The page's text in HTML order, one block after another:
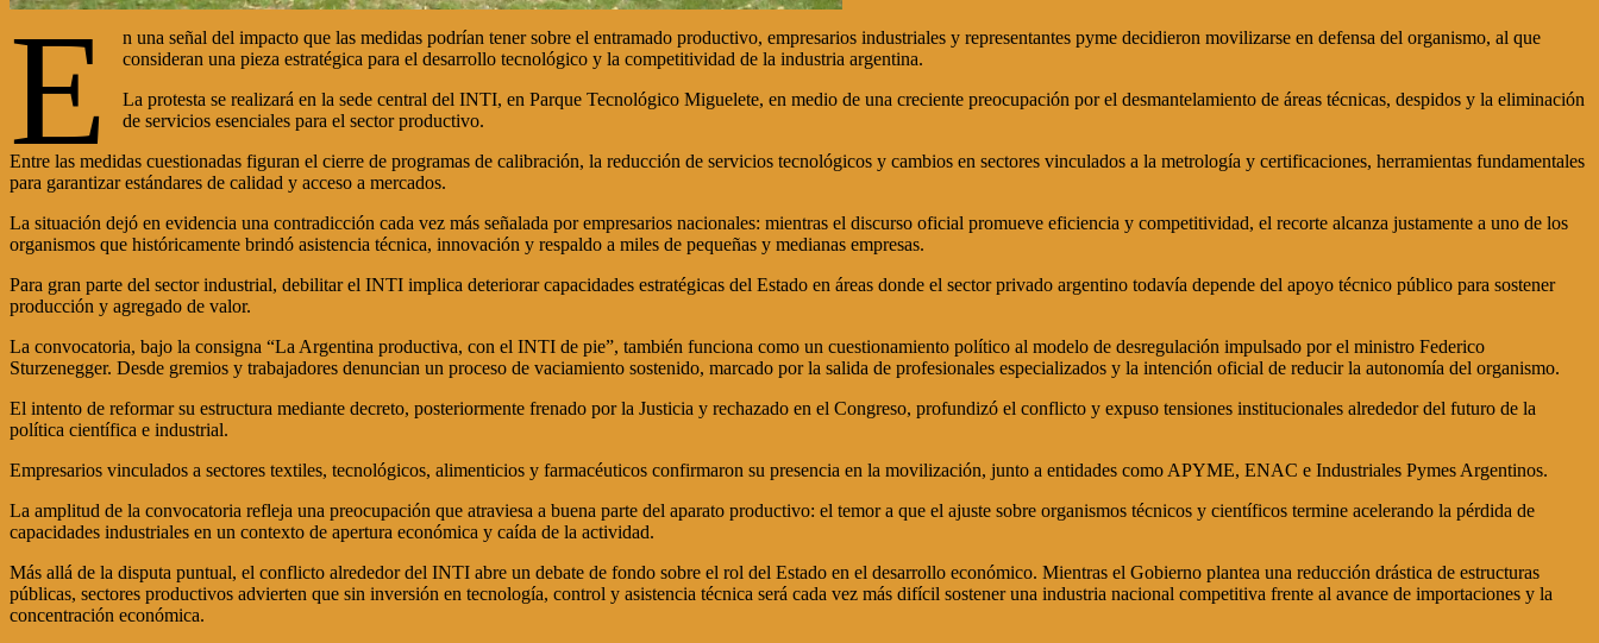
E
n una señal del impacto que las medidas podrían tener sobre el entramado productivo, empresarios industriales y representantes pyme decidieron movilizarse en defensa del organismo, al que
consideran una pieza estratégica para el desarrollo tecnológico y la competitividad de la industria argentina.
La protesta se realizará en la sede central del INTI, en Parque Tecnológico Miguelete, en medio de una creciente preocupación por el desmantelamiento de áreas técnicas, despidos y la eliminación
de servicios esenciales para el sector productivo.
Entre las medidas cuestionadas figuran el cierre de programas de calibración, la reducción de servicios tecnológicos y cambios en sectores vinculados a la metrología y certificaciones, herramientas fundamentales
para garantizar estándares de calidad y acceso a mercados.
La situación dejó en evidencia una contradicción cada vez más señalada por empresarios nacionales: mientras el discurso oficial promueve eficiencia y competitividad, el recorte alcanza justamente a uno de los
organismos que históricamente brindó asistencia técnica, innovación y respaldo a miles de pequeñas y medianas empresas.
Para gran parte del sector industrial, debilitar el INTI implica deteriorar capacidades estratégicas del Estado en áreas donde el sector privado argentino todavía depende del apoyo técnico público para sostener
producción y agregado de valor.
La convocatoria, bajo la consigna “La Argentina productiva, con el INTI de pie”, también funciona como un cuestionamiento político al modelo de desregulación impulsado por el ministro Federico
Sturzenegger. Desde gremios y trabajadores denuncian un proceso de vaciamiento sostenido, marcado por la salida de profesionales especializados y la intención oficial de reducir la autonomía del organismo.
El intento de reformar su estructura mediante decreto, posteriormente frenado por la Justicia y rechazado en el Congreso, profundizó el conflicto y expuso tensiones institucionales alrededor del futuro de la
política científica e industrial.
Empresarios vinculados a sectores textiles, tecnológicos, alimenticios y farmacéuticos confirmaron su presencia en la movilización, junto a entidades como APYME, ENAC e Industriales Pymes Argentinos.
La amplitud de la convocatoria refleja una preocupación que atraviesa a buena parte del aparato productivo: el temor a que el ajuste sobre organismos técnicos y científicos termine acelerando la pérdida de
capacidades industriales en un contexto de apertura económica y caída de la actividad.
Más allá de la disputa puntual, el conflicto alrededor del INTI abre un debate de fondo sobre el rol del Estado en el desarrollo económico. Mientras el Gobierno plantea una reducción drástica de estructuras
públicas, sectores productivos advierten que sin inversión en tecnología, control y asistencia técnica será cada vez más difícil sostener una industria nacional competitiva frente al avance de importaciones y la
concentración económica.